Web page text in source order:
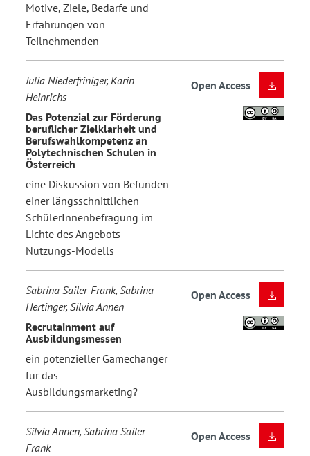
Motive, Ziele, Bedarfe und
Erfahrungen von
Teilnehmenden
Julia Niederfriniger, Karin
Heinrichs
Das Potenzial zur Förderung
beruflicher Zielklarheit und
Berufswahlkompetenz an
Polytechnischen Schulen in
Österreich
eine Diskussion von Befunden
einer längsschnittlichen
SchülerInnenbefragung im
Lichte des Angebots-
Nutzungs-Modells
Open Access
Sabrina Sailer-Frank, Sabrina
Hertinger, Silvia Annen
Recrutainment auf
Ausbildungsmessen
ein potenzieller Gamechanger
für das
Ausbildungsmarketing?
Open Access
Silvia Annen, Sabrina Sailer-
Frank
Open Access